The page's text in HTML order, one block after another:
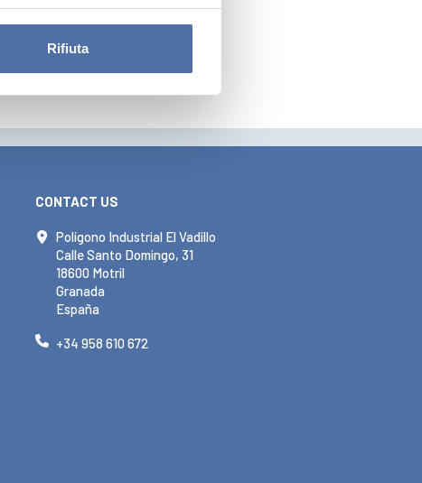
Rifiuta
CONTACT US
Polígono Industrial El Vadillo
Calle Santo Domingo, 31
18600 Motril
Granada
España
+34 958 610 672